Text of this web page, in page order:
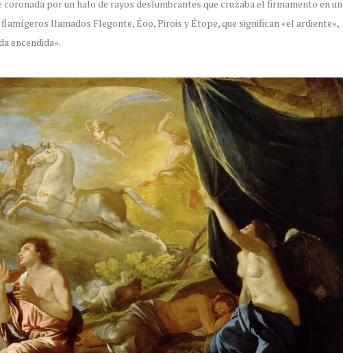
por un halo de rayos deslumbrantes que cruzaba el firmamento en un
llamados Flegonte, Éoo, Pirois y Étope, que significan «el ardiente»,
encendida».